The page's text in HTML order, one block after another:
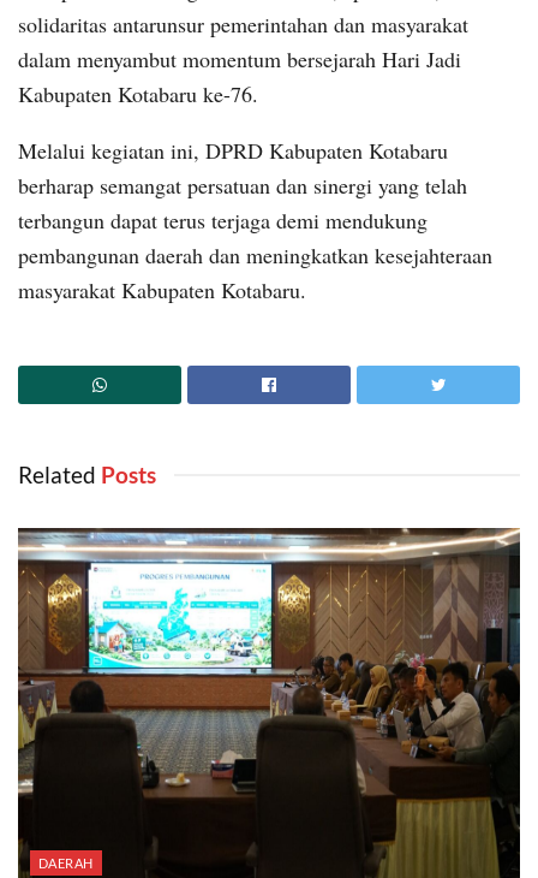
solidaritas antarunsur pemerintahan dan masyarakat
dalam menyambut momentum bersejarah Hari Jadi
Kabupaten Kotabaru ke-76.
Melalui kegiatan ini, DPRD Kabupaten Kotabaru
berharap semangat persatuan dan sinergi yang telah
terbangun dapat terus terjaga demi mendukung
pembangunan daerah dan meningkatkan kesejahteraan
masyarakat Kabupaten Kotabaru.
Related ‎ Posts
DAERAH